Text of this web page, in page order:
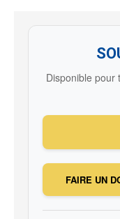
Disponible pour
FAIRE UN